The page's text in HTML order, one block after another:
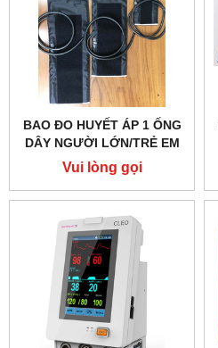
BAO ĐO HUYẾT ÁP 1 ỐNG
DÂY NGƯỜI LỚN/TRẺ EM
LUXAMED
Vui lòng gọi